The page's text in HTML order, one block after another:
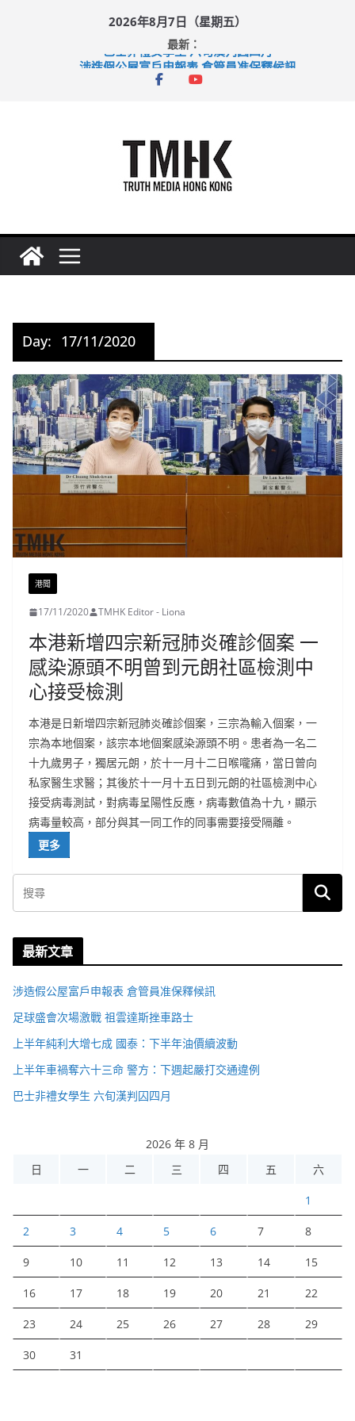
2026年8月7日（星期五）
最新：
巴士非禮女學生 六旬漢判囚四月
涉造假公屋富戶申報表 倉管員准保釋候訊
足球盛會次場激戰 祖雲達斯挫車路士
Day: 17/11/2020
港聞
17/11/2020 TMHK Editor - Liona
本港新增四宗新冠肺炎確診個案 一
感染源頭不明曾到元朗社區檢測中
心接受檢測
本港是日新增四宗新冠肺炎確診個案，三宗為輸入個案，一
宗為本地個案，該宗本地個案感染源頭不明。患者為一名二
十九歲男子，獨居元朗，於十一月十二日喉嚨痛，當日曾向
私家醫生求醫；其後於十一月十五日到元朗的社區檢測中心
接受病毒測試，對病毒呈陽性反應，病毒數值為十九，顯示
病毒量較高，部分與其一同工作的同事需要接受隔離。
更多
最新文章
涉造假公屋富戶申報表 倉管員准保釋候訊
足球盛會次場激戰 祖雲達斯挫車路士
上半年純利大增七成 國泰：下半年油價續波動
上半年車禍奪六十三命 警方：下週起嚴打交通違例
巴士非禮女學生 六旬漢判囚四月
2026 年 8 月
日
一 二 三 四 五 六
1
2 3 4 5 6 7 8
9 10 11 12 13 14 15
16 17 18 19 20 21 22
23 24 25 26 27 28 29
30 31